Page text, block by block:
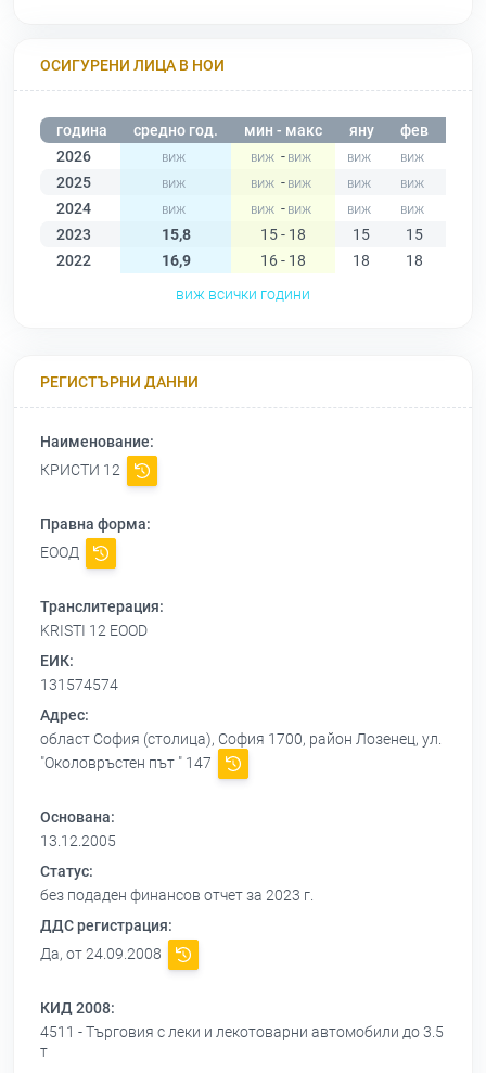
ОСИГУРЕНИ ЛИЦА В НОИ
година средно год. мин - макс яну фев
2026
-
2025
-
2024
-
2023
15,8 15 - 18 15 15
2022
16,9 16 - 18 18 18
виж всички години
РЕГИСТЪРНИ ДАННИ
Наименование:
КРИСТИ 12
Правна форма:
ЕООД
Транслитерация:
KRISTI 12 EOOD
ЕИК:
131574574
Адрес:
област София (столица), София 1700, район Лозенец, ул.
"Околовръстен път " 147
Основана:
13.12.2005
Статус:
без подаден финансов отчет за 2023 г.
ДДС регистрация:
Да, от 24.09.2008
КИД 2008:
4511 - Търговия с леки и лекотоварни автомобили до 3.5
т